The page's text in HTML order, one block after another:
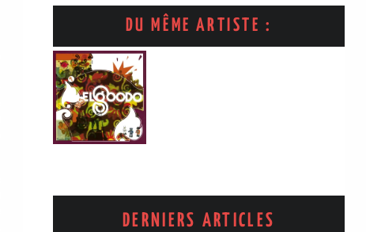
DU MÊME ARTISTE :
DERNIERS ARTICLES